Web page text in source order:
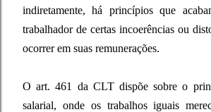
indiretamente, há princípios que
trabalhador de certas incoerências ou
ocorrer em suas remunerações.
O art. 461 da CLT dispõe sobre o
salarial, onde os trabalhos iguais